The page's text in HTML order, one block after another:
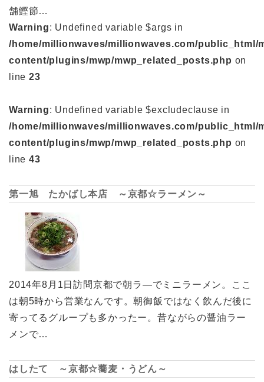
舗鰹節…
Warning: Undefined variable $args in
/home/millionwaves/millionwaves.com/public_html/
content/plugins/mwp/mwp_related_posts.php on
line 23
Warning: Undefined variable $excludeclause in
/home/millionwaves/millionwaves.com/public_html/
content/plugins/mwp/mwp_related_posts.php on
line 43
第一旭 たかばし本店 ～京都☆ラーメン～
2014年8月1日訪問京都で朝ラ―でミニラーメン。ここ
は朝5時から営業なんです。朝御飯ではなく飲んだ後に
寄ってるグループも多かったー。昔ながらの醤油ラー
メンで…
はしたて ～京都☆蕎麦・うどん～